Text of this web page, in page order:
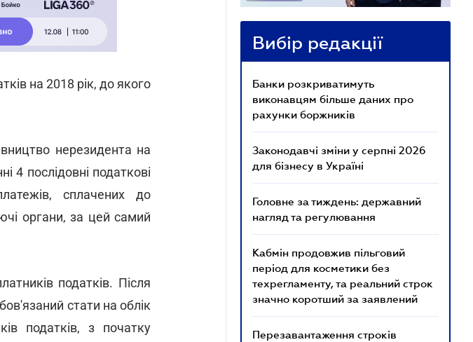
на 2018 рік, до якого
нерезидента на
4 послідовні податкові
сплачених до
органи, за цей самий
податків. Після
стати на облік
податків, з початку
Вибір редакції
Банки розкриватимуть
виконавцям більше даних про
рахунки боржників
Законодавчі зміни у серпні 2026
для бізнесу в Україні
Головне за тиждень: державний
нагляд та регулювання
Кабмін продовжив пільговий
період для косметики без
техрегламенту, та реальний строк
значно коротший за заявлений
Перезавантаження строків